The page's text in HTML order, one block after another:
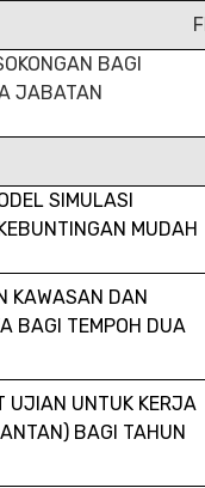
BAGI
JABATAN
SIMULASI
MUDAH
KAWASAN DAN
BAGI TEMPOH DUA
UJIAN UNTUK KERJA
BAGI TAHUN